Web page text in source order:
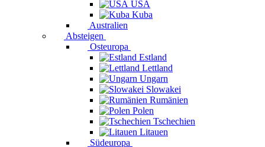
USA
Kuba
Australien
Absteigen
Osteuropa
Estland
Lettland
Ungarn
Slowakei
Rumänien
Polen
Tschechien
Litauen
Südeuropa